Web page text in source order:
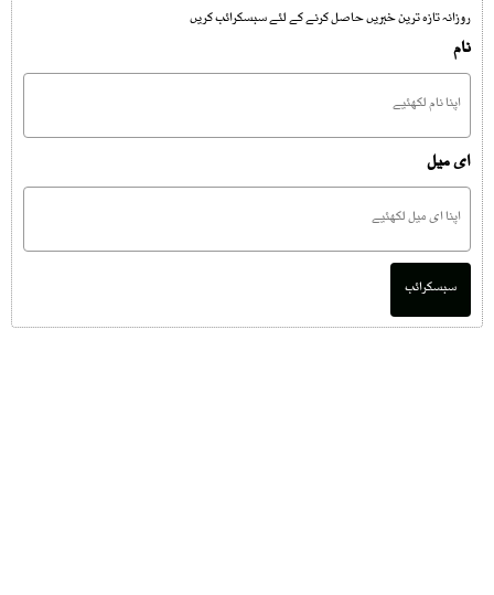
روزانہ تازہ ترین خبریں حاصل کرنے کے لئے سبسکرائب کریں
نام
ای میل
سبسکرائب